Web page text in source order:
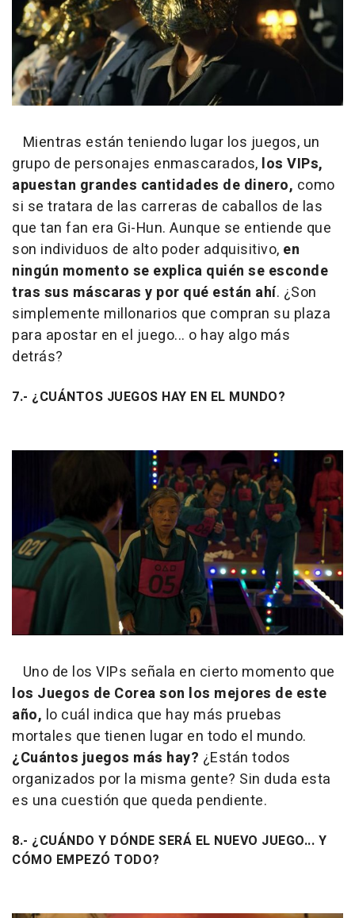
Mientras están teniendo lugar los juegos, un
grupo de personajes enmascarados, los VIPs,
apuestan grandes cantidades de dinero, como
si se tratara de las carreras de caballos de las
que tan fan era Gi-Hun. Aunque se entiende que
son individuos de alto poder adquisitivo, en
ningún momento se explica quién se esconde
tras sus máscaras y por qué están ahí. ¿Son
simplemente millonarios que compran su plaza
para apostar en el juego... o hay algo más
detrás?
7.- ¿CUÁNTOS JUEGOS HAY EN EL MUNDO?
Uno de los VIPs señala en cierto momento que
los Juegos de Corea son los mejores de este
año, lo cuál indica que hay más pruebas
mortales que tienen lugar en todo el mundo.
¿Cuántos juegos más hay? ¿Están todos
organizados por la misma gente? Sin duda esta
es una cuestión que queda pendiente.
8.- ¿CUÁNDO Y DÓNDE SERÁ EL NUEVO JUEGO... Y
CÓMO EMPEZÓ TODO?